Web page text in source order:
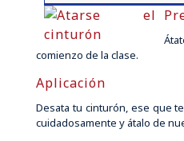
comienzo de la clase.
Aplicación
Desata tu cinturón, ese que
cuidadosamente y átalo de